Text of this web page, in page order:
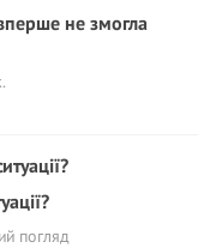
не змогла
погляд